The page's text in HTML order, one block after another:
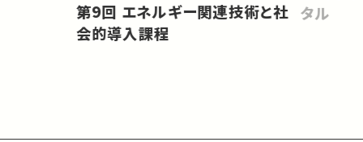
第9回 エネルギー関連技術と社
会的導入課程
タル